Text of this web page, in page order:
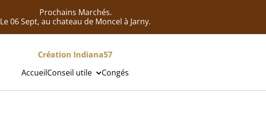
Prochains Marchés.
Le 06 Sept, au chateau de Moncel à Jarny.
Création Indiana57
AccueilConseil utile Congés